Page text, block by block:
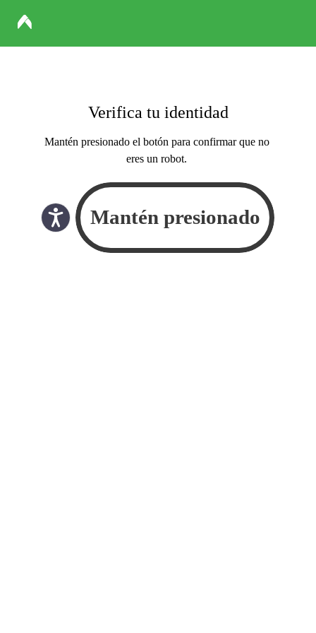
Verifica tu identidad
Mantén presionado el botón para confirmar que no
eres un robot.